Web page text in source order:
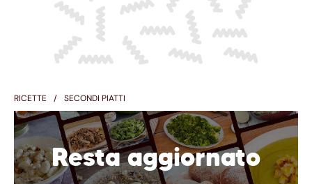
RICETTE SECONDI PIATTI
Resta aggiornato